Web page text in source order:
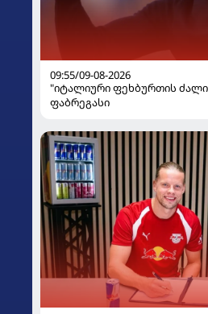
09:55/09-08-2026
"იტალიური ფეხბურთის
ფაბრეგასი